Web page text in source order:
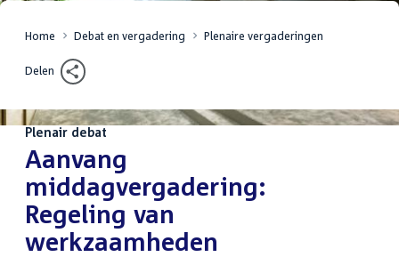
Home Debat en vergadering Plenaire vergaderingen
Delen
Plenair debat
Aanvang
middagvergadering:
Regeling van
werkzaamheden